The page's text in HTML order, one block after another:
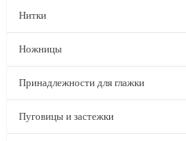
Нитки
Ножницы
Принадлежности для глажки
Пуговицы и застежки